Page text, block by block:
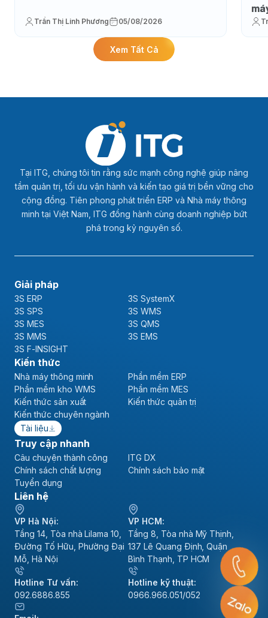
Trần Thị Linh Phương 05/08/2026
Xem Tất Cả
Tại ITG, chúng tôi tin rằng sức mạnh công nghệ giúp nâng
tầm quản trị, tối ưu vận hành và kiến tạo giá trị bền vững cho
cộng đồng. Tiên phong phát triển ERP và Nhà máy thông
minh tại Việt Nam, ITG đồng hành cùng doanh nghiệp bứt
phá trong kỷ nguyên số.
Giải pháp
3S ERP
3S SystemX
3S SPS
3S WMS
3S MES
3S QMS
3S MMS
3S EMS
3S F-INSIGHT
Kiến thức
Nhà máy thông minh
Phần mềm ERP
Phần mềm kho WMS
Phần mềm MES
Kiến thức sản xuất
Kiến thức quản trị
Kiến thức chuyên ngành
Tài liệu
Truy cập nhanh
Câu chuyện thành công
ITG DX
Chính sách chất lượng
Chính sách bảo mật
Tuyển dụng
Liên hệ
VP Hà Nội:
Tầng 14, Tòa nhà Lilama 10,
Đường Tố Hữu, Phường Đại
Mỗ, Hà Nội
VP HCM:
Tầng 8, Tòa nhà Mỹ Thịnh,
137 Lê Quang Định, Quận
Bình Thạnh, TP HCM
Hotline Tư vấn:
092.6886.855
Hotline kỹ thuật:
0966.966.051/052